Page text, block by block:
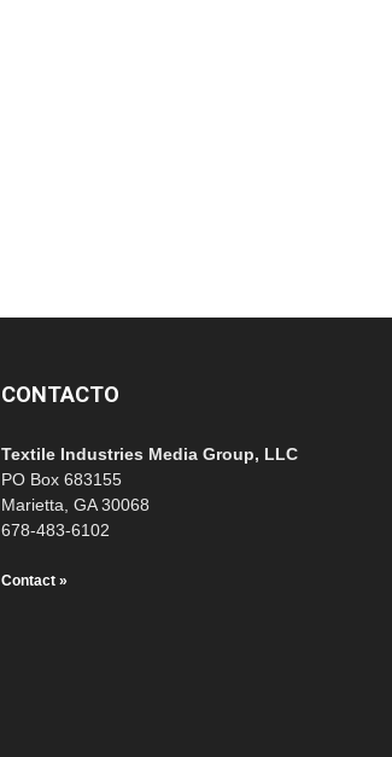
CONTACTO
Textile Industries Media Group, LLC
PO Box 683155
Marietta, GA 30068
678-483-6102
Contact »